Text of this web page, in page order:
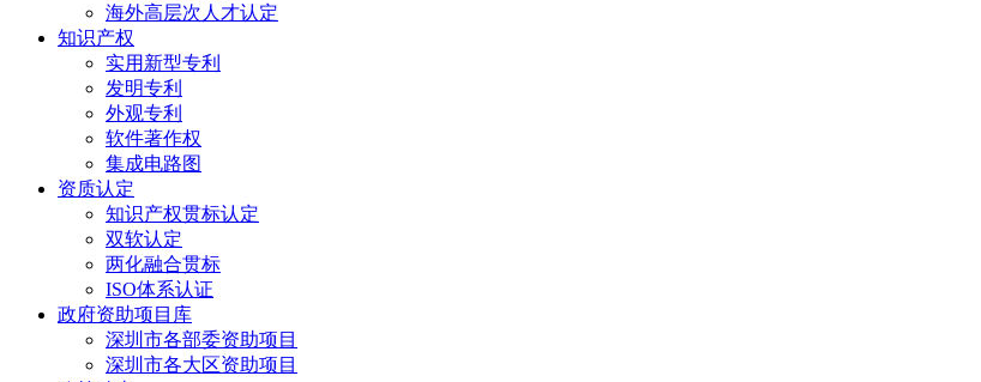
海外高层次人才认定
知识产权
实用新型专利
发明专利
外观专利
软件著作权
集成电路图
资质认定
知识产权贯标认定
双软认定
两化融合贯标
ISO体系认证
政府资助项目库
深圳市各部委资助项目
深圳市各大区资助项目